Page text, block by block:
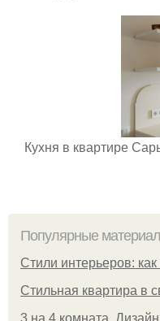
Кухня в квартире
Популярные
Стили интерьеров:
Стильная квартира в